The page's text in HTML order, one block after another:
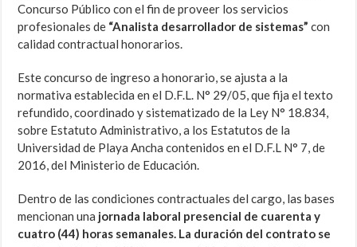
Concurso Público con el fin de proveer los servicios
profesionales de “Analista desarrollador de sistemas” con
calidad contractual honorarios.
Este concurso de ingreso a honorario, se ajusta a la
normativa establecida en el D.F.L. N° 29/05, que fija el texto
refundido, coordinado y sistematizado de la Ley N° 18.834,
sobre Estatuto Administrativo, a los Estatutos de la
Universidad de Playa Ancha contenidos en el D.F.L N° 7, de
2016, del Ministerio de Educación.
Dentro de las condiciones contractuales del cargo, las bases
mencionan una jornada laboral presencial de cuarenta y
cuatro (44) horas semanales. La duración del contrato se